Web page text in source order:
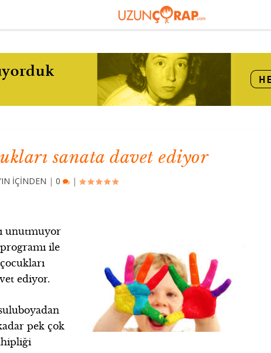
sanata davet ediyor
İÇİNDEN |0 |
unutmuyor
ile
ediyor.
pek çok